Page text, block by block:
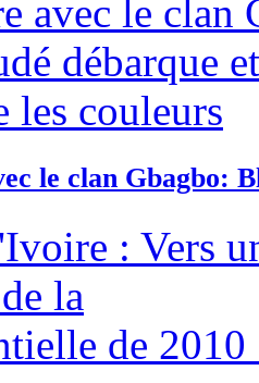
le clan Gbagbo: